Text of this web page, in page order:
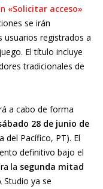
«Solicitar acceso»
se irán
registrados a
El título incluye
tradicionales de
a cabo de forma
28 de junio de
del Pacífico, PT). El
definitivo bajo el
la segunda mitad
Studio ya se